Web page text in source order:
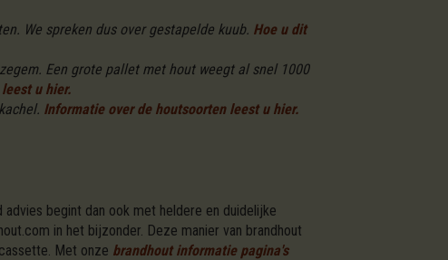
We spreken dus over gestapelde kuub. Hoe u dit
Een grote pallet met hout weegt al snel 1000
u hier.
Informatie over de houtsoorten leest u hier.
begint dan ook met heldere en duidelijke
in het bijzonder. Deze manier van brandhout
Met onze brandhout informatie pagina's